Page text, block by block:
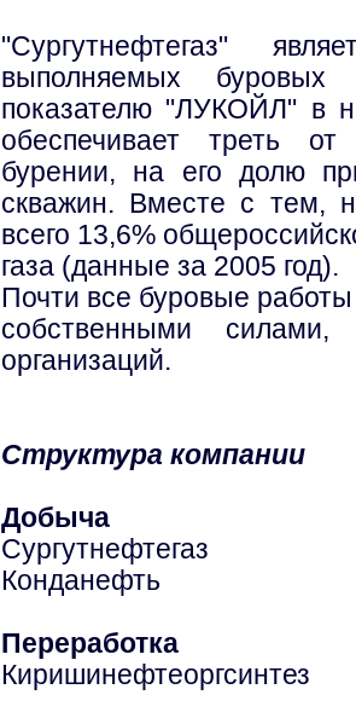
"Сургутнефтегаз"
выполняемых
показателю "ЛУКОЙЛ" в
обеспечивает треть
бурении, на его долю
скважин. Вместе с тем,
всего 13,6%
газа (данные за 2005 год).
Почти все буровые
собственными силами,
организаций.
Структура компании
Добыча
Сургутнефтегаз
Конданефть
Переработка
Киришинефтеоргсинтез